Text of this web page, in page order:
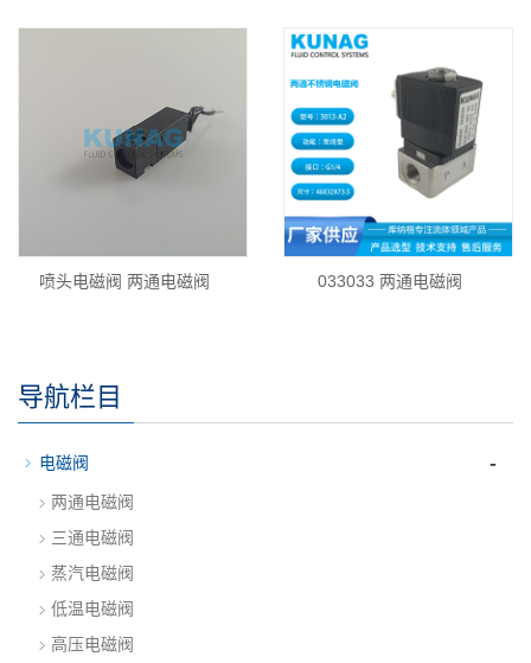
喷头电磁阀 两通电磁阀 033033 两通电磁阀
导航栏目
电磁阀 -
两通电磁阀
三通电磁阀
蒸汽电磁阀
低温电磁阀
高压电磁阀